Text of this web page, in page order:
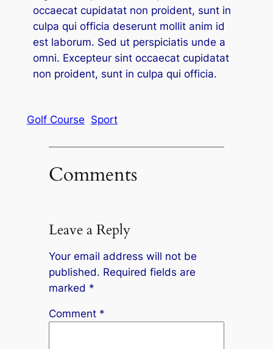
Panel
panel
Panel
Panel
Panel
occaecat cupidatat non proident, sunt in
culpa qui officia deserunt mollit anim id
est laborum. Sed ut perspiciatis unde a
omni. Excepteur sint occaecat cupidatat
non proident, sunt in culpa qui officia.
Golf Course Sport
Comments
Leave a Reply
Your email address will not be
published. Required fields are
marked *
Comment *